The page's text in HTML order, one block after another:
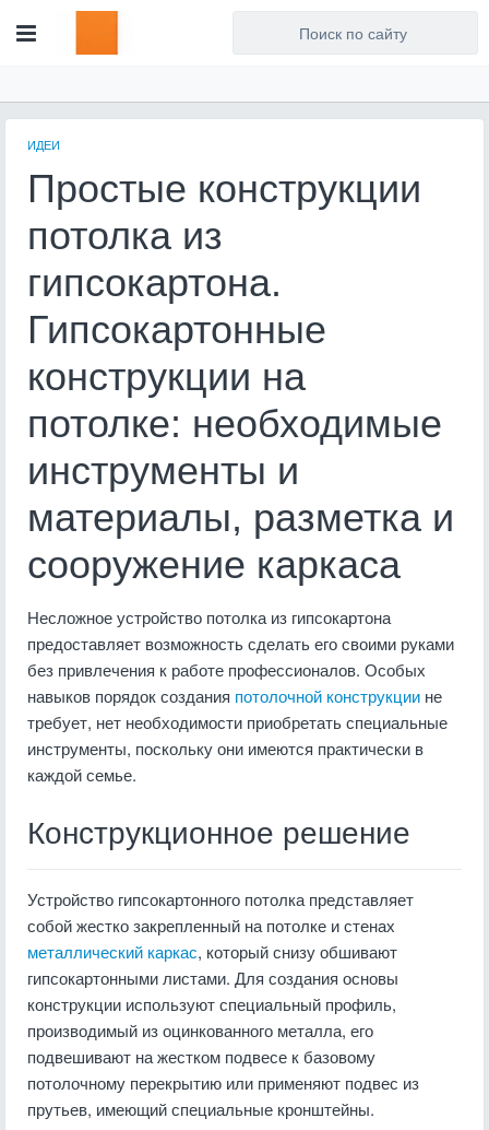
ИДЕИ
Простые конструкции
потолка из
гипсокартона.
Гипсокартонные
конструкции на
потолке: необходимые
инструменты и
материалы, разметка и
сооружение каркаса
Несложное устройство потолка из гипсокартона
предоставляет возможность сделать его своими руками
без привлечения к работе профессионалов. Особых
навыков порядок создания потолочной конструкции не
требует, нет необходимости приобретать специальные
инструменты, поскольку они имеются практически в
каждой семье.
Конструкционное решение
Устройство гипсокартонного потолка представляет
собой жестко закрепленный на потолке и стенах
металлический каркас, который снизу обшивают
гипсокартонными листами. Для создания основы
конструкции используют специальный профиль,
производимый из оцинкованного металла, его
подвешивают на жестком подвесе к базовому
потолочному перекрытию или применяют подвес из
прутьев, имеющий специальные кронштейны.
Для любых предложений по
сайту: artist71@cp9.ru